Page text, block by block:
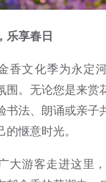
乐享春日
香文化季为永定
围。无论您是来赏
书法、朗诵或亲子
的惬意时光。
大游客走进这里，